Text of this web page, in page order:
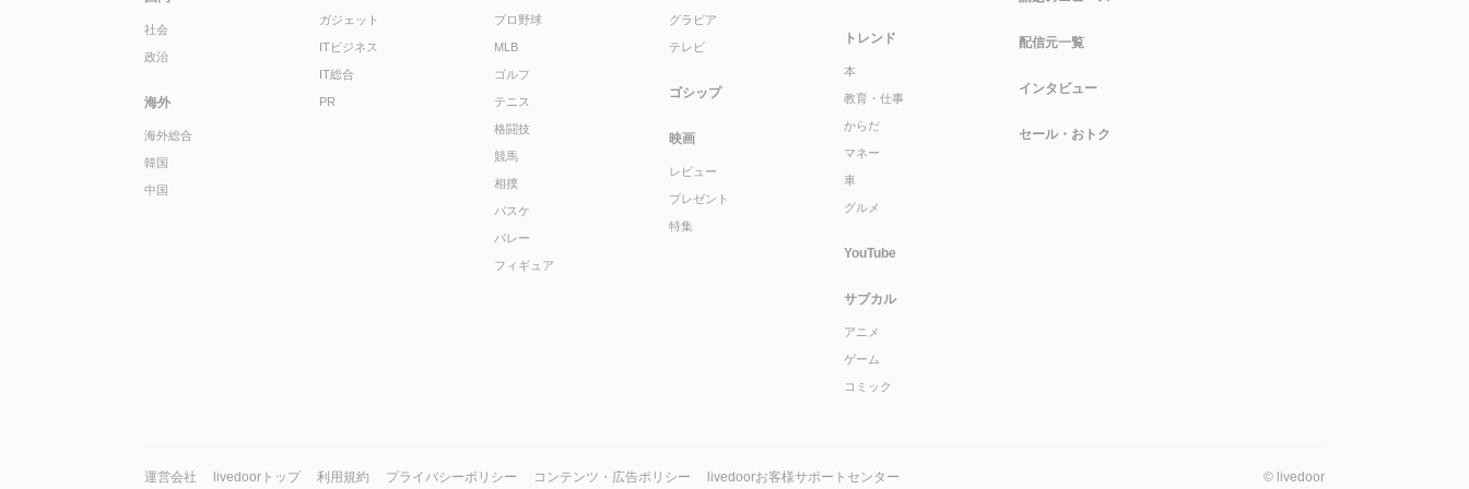
社会
政治
海外
海外総合
韓国
中国
ガジェット
ITビジネス
IT総合
PR
プロ野球
MLB
ゴルフ
テニス
格闘技
競馬
相撲
バスケ
バレー
フィギュア
グラビア
テレビ
ゴシップ
映画
レビュー
プレゼント
特集
トレンド
本
教育・仕事
からだ
マネー
車
グルメ
YouTube
サブカル
アニメ
ゲーム
コミック
配信元一覧
インタビュー
セール・おトク
運営会社 livedoorトップ 利用規約 プライバシーポリシー コンテンツ・広告ポリシー livedoorお客様サポートセンター © livedoor